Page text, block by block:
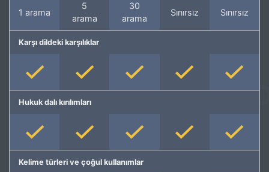
1 arama
5
arama
30
arama
Sınırsız Sınırsız
Karşı dildeki karşılıklar
Hukuk dalı kırılımları
Kelime türleri ve çoğul kullanımlar